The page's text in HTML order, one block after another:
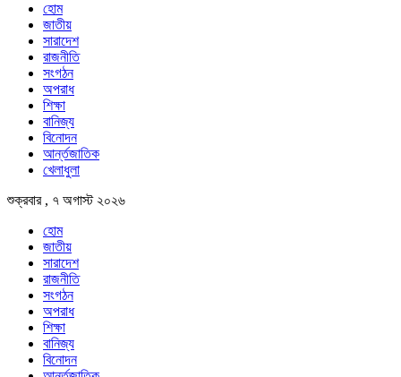
হোম
জাতীয়
সারাদেশ
রাজনীতি
সংগঠন
অপরাধ
শিক্ষা
বানিজ্য
বিনোদন
আর্ন্তজাতিক
খেলাধুলা
শুক্রবার , ৭ অগাস্ট ২০২৬
হোম
জাতীয়
সারাদেশ
রাজনীতি
সংগঠন
অপরাধ
শিক্ষা
বানিজ্য
বিনোদন